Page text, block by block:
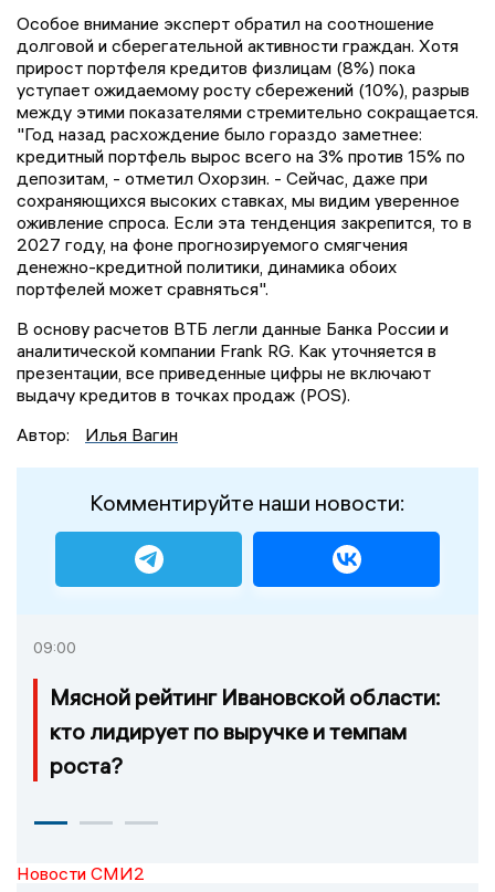
Особое внимание эксперт обратил на соотношение
долговой и сберегательной активности граждан. Хотя
прирост портфеля кредитов физлицам (8%) пока
уступает ожидаемому росту сбережений (10%), разрыв
между этими показателями стремительно сокращается.
"Год назад расхождение было гораздо заметнее:
кредитный портфель вырос всего на 3% против 15% по
депозитам, - отметил Охорзин. - Сейчас, даже при
сохраняющихся высоких ставках, мы видим уверенное
оживление спроса. Если эта тенденция закрепится, то в
2027 году, на фоне прогнозируемого смягчения
денежно-кредитной политики, динамика обоих
портфелей может сравняться".
В основу расчетов ВТБ легли данные Банка России и
аналитической компании Frank RG. Как уточняется в
презентации, все приведенные цифры не включают
выдачу кредитов в точках продаж (POS).
Автор:
Илья Вагин
Комментируйте наши новости:
09:00
Мясной рейтинг Ивановской области:
кто лидирует по выручке и темпам
роста?
Новости СМИ2